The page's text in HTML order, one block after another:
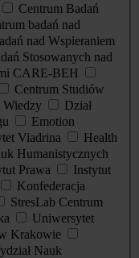
Centrum Badań
badań nad
nad Wspieraniem
Stosowanych nad
CARE-BEH
Centrum Studiów
Wiedzy
Dział
Emotion
Viadrina
Health
Humanistycznych
Prawa
Instytut
Konfederacja
StresLab Centrum
Uniwersytet
Krakowie
Nauk